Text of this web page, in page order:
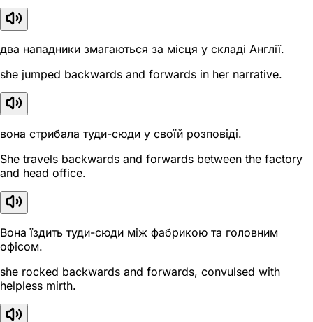
два нападники змагаються за місця у складі Англії.
she jumped backwards and forwards in her narrative.
вона стрибала туди-сюди у своїй розповіді.
She travels backwards and forwards between the factory
and head office.
Вона їздить туди-сюди між фабрикою та головним
офісом.
she rocked backwards and forwards, convulsed with
helpless mirth.